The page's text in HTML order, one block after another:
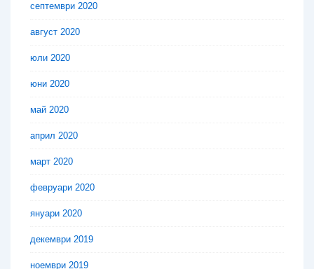
септември 2020
август 2020
юли 2020
юни 2020
май 2020
април 2020
март 2020
февруари 2020
януари 2020
декември 2019
ноември 2019